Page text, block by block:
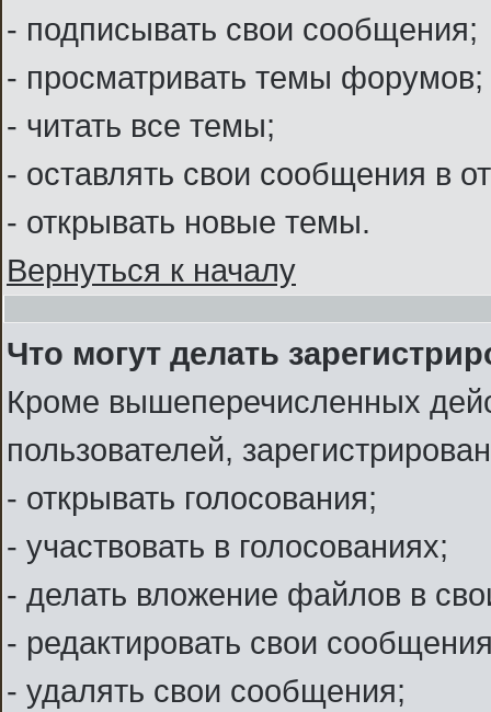
- подписывать свои сообщения;
- просматривать темы форумов;
- читать все темы;
- оставлять свои сообщения в
- открывать новые темы.
Вернуться к началу
Что могут делать
Кроме вышеперечисленных
пользователей,
- открывать голосования;
- участвовать в голосованиях;
- делать вложение файлов в
- редактировать свои
- удалять свои сообщения;